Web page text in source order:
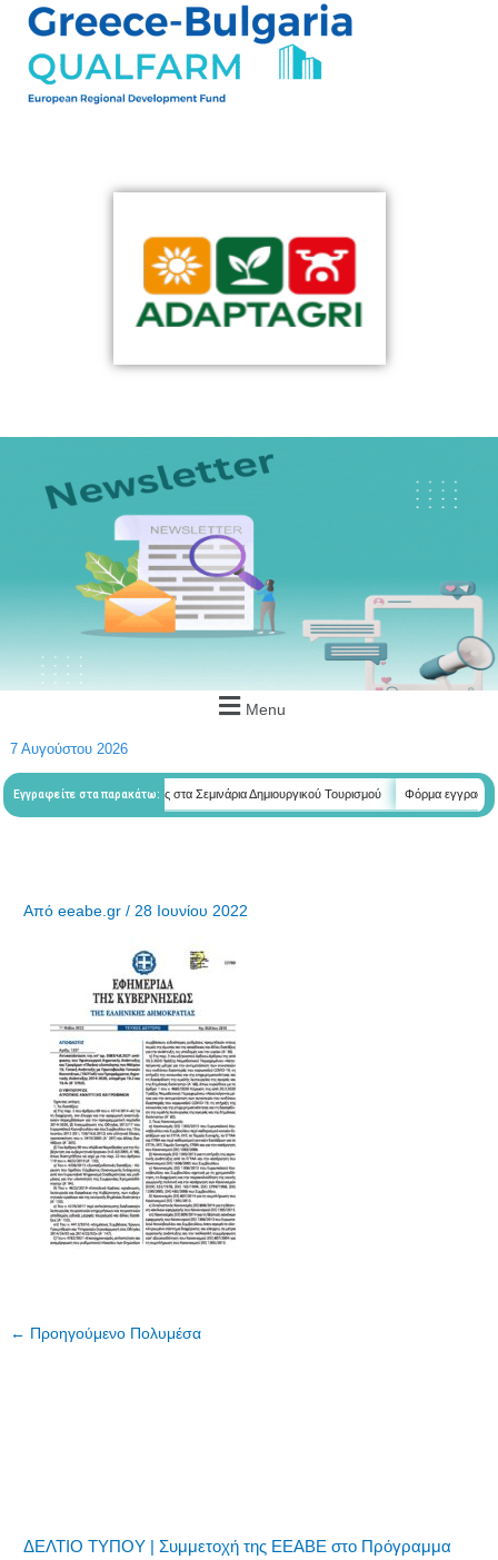
Menu
7 Αυγούστου 2026
Εγγραφείτε στα παρακάτω:
Φόρμα εγγραφής στα Σεμινάρια Δημιουργικού Τουρισμού Φόρμα εγγραφής
Απόeeabe.gr/28 Ιουνίου 2022
← Προηγούμενο Πολυμέσα
ΔΕΛΤΙΟ ΤΥΠΟΥ | Συμμετοχή της ΕΕΑΒΕ στο Πρόγραμμα